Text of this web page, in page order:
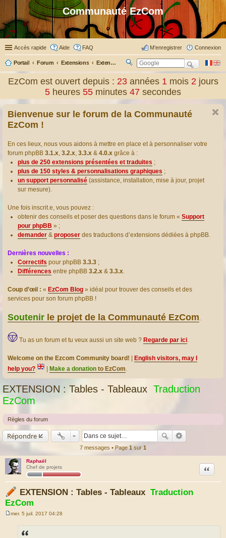
Communauté EzCom
Accès rapide Aide FAQ Connexion
M’enregistrer
Portail Forum Extensions Extensions présentées & traduites
ec
ch
er
EzCom est ouvert depuis : 23 années1 mois2 jours
5 heures 55 minutes 48 secondes
Bienvenue sur le forum de la Communauté
EzCom !
En ces lieux, nous vous aidons à mettre en place et à personnaliser votre
forum phpBB 3.1.x, 3.2.x, 3.3.x & 4.0.x grâce à :
plus de 250 extensions présentées et traduites ;
plus de 150 styles & personnalisations graphiques ;
un support personnalisé (assistance, installation, mise à jour, projet
sur mesure).
Une fois inscrit.e, vous pouvez :
obtenir des conseils et poser des questions dans le forum « Support
pour phpBB » ;
demander & proposer des traductions d’extensions dédiées à phpBB.
Dernières nouvelles :
Correctifs pour phpBB 3.3.3 ;
Différences entre phpBB 3.2.x & 3.3.x.
Coup d’œil : « EzCom Blog » idéal pour trouver des conseils et des
services pour son forum phpBB !
Soutenir le projet de la Communauté EzCom.
Tu as un forum et tu veux aussi un site web ? Regarde par ici.
Welcome on the Ezcom Community board!
English visitors, may I
help you?
Make a donation to EzCom.
EXTENSION : Tables - Tableaux Traduction
EzCom
Règles du forum
Répondre
7 messages • Page 1 sur 1
Raphaël
Chef de projets
EXTENSION : Tables - Tableaux Traduction
EzCom
Citation
mer. 5 juil. 2017 04:28